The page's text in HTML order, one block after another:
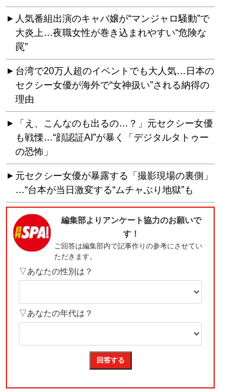
人気番組出演のキャバ嬢が“マンジャロ騒動”で
大炎上…夜職女性が巻き込まれやすい“危険な
罠”
台湾で20万人超のイベントでも大人気…日本の
セクシー女優が海外で“女神扱い”される納得の
理由
「え、こんなのも出るの…？」元セクシー女優
も戦慄…“顔認証AI”が暴く「デジタルタトゥー
の恐怖」
元セクシー女優が暴露する「撮影現場の裏側」
…“台本が当日激変する“ムチャぶり地獄”も